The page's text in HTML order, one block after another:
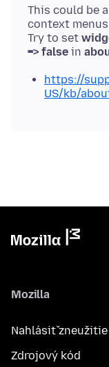
This could be
context
Try to set
=> false in
https://
US/kb/
Mozilla
Nahlásiť
Zdrojový kód